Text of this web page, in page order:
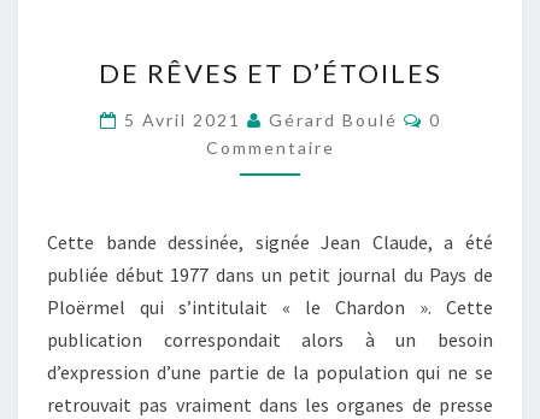
RÊVES
ET
D’ÉTOILES
DE RÊVES ET D’ÉTOILES
5 Avril 2021 Gérard Boulé
0
Commentaire
Cette bande dessinée, signée Jean Claude, a été
publiée début 1977 dans un petit journal du Pays de
Ploërmel qui s’intitulait « le Chardon ». Cette
publication correspondait alors à un besoin
d’expression d’une partie de la population qui ne se
retrouvait pas vraiment dans les organes de presse